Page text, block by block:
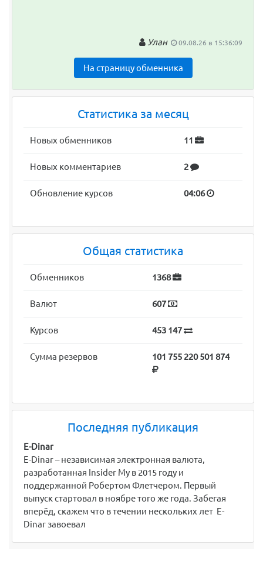
Улан 09.08.26 в 15:36:09
На страницу обменника
Статистика за месяц
Новых обменников 11
Новых комментариев 2
Обновление курсов 04:06
Общая статистика
Обменников 1368
Валют 607
Курсов 453 147
Сумма резервов 101 755 220 501 874
Последняя публикация
E-Dinar
E-Dinar – независимая электронная валюта,
разработанная Insider My в 2015 году и
поддержанной Робертом Флетчером. Первый
выпуск стартовал в ноябре того же года. Забегая
вперёд, скажем что в течении нескольких лет E-
Dinar завоевал